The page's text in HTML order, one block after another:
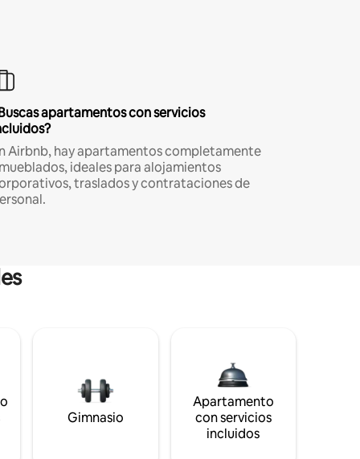
apartamentos con servicios
Airbnb, hay apartamentos completamente
ideales para alojamientos
traslados y contrataciones de
Gimnasio
Apartamento
con servicios
incluidos